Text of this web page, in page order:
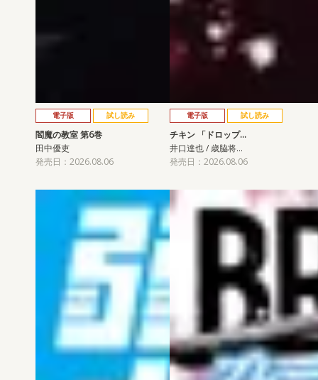
電子版 試し読み
閻魔の教室 第6巻
田中優吏
発売日：2026.08.06
電子版 試し読み
チキン 「ドロップ…
井口達也 / 歳脇将…
発売日：2026.08.06